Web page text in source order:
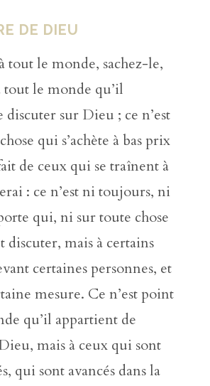
DE DIEU
tout le monde, sachez-le,
tout le monde qu’il
discuter sur Dieu ; ce n’est
qui s’achète à bas prix
de ceux qui se traînent à
: ce n’est ni toujours, ni
qui, ni sur toute chose
discuter, mais à certains
certaines personnes, et
mesure. Ce n’est point
qu’il appartient de
mais à ceux qui sont
qui sont avancés dans la